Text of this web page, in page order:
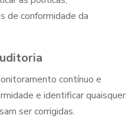
de conformidade da
contínuo e
e identificar quaisquer
ser corrigidas.